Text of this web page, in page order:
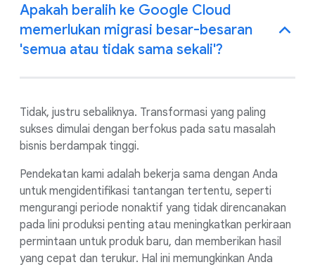
Apakah beralih ke Google Cloud
memerlukan migrasi besar-besaran
'semua atau tidak sama sekali'?
Tidak, justru sebaliknya. Transformasi yang paling
sukses dimulai dengan berfokus pada satu masalah
bisnis berdampak tinggi.
Pendekatan kami adalah bekerja sama dengan Anda
untuk mengidentifikasi tantangan tertentu, seperti
mengurangi periode nonaktif yang tidak direncanakan
pada lini produksi penting atau meningkatkan perkiraan
permintaan untuk produk baru, dan memberikan hasil
yang cepat dan terukur. Hal ini memungkinkan Anda